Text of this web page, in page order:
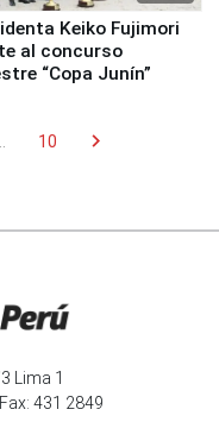
Keiko Fujimori
al concurso
“Copa Junín”
10 chevron_right
Lima 1
431 2849